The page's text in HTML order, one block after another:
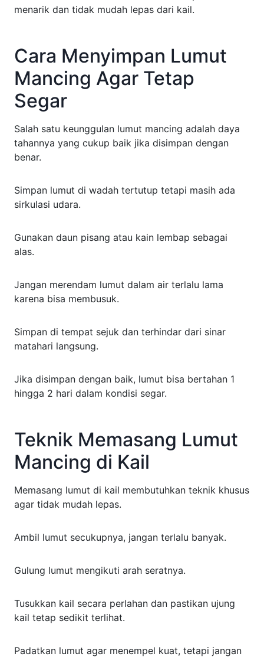
menarik dan tidak mudah lepas dari kail.
Cara Menyimpan Lumut
Mancing Agar Tetap
Segar
Salah satu keunggulan lumut mancing adalah daya
tahannya yang cukup baik jika disimpan dengan
benar.
Simpan lumut di wadah tertutup tetapi masih ada
sirkulasi udara.
Gunakan daun pisang atau kain lembap sebagai
alas.
Jangan merendam lumut dalam air terlalu lama
karena bisa membusuk.
Simpan di tempat sejuk dan terhindar dari sinar
matahari langsung.
Jika disimpan dengan baik, lumut bisa bertahan 1
hingga 2 hari dalam kondisi segar.
Teknik Memasang Lumut
Mancing di Kail
Memasang lumut di kail membutuhkan teknik khusus
agar tidak mudah lepas.
Ambil lumut secukupnya, jangan terlalu banyak.
Gulung lumut mengikuti arah seratnya.
Tusukkan kail secara perlahan dan pastikan ujung
kail tetap sedikit terlihat.
Padatkan lumut agar menempel kuat, tetapi jangan